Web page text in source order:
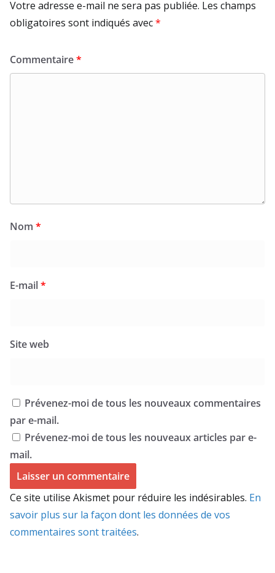
Votre adresse e-mail ne sera pas publiée. Les champs
obligatoires sont indiqués avec*
Commentaire*
Nom *
E-mail*
Site web
Prévenez-moi de tous les nouveaux commentaires
par e-mail.
Prévenez-moi de tous les nouveaux articles par e-
mail.
Ce site utilise Akismet pour réduire les indésirables. En
savoir plus sur la façon dont les données de vos
commentaires sont traitées.